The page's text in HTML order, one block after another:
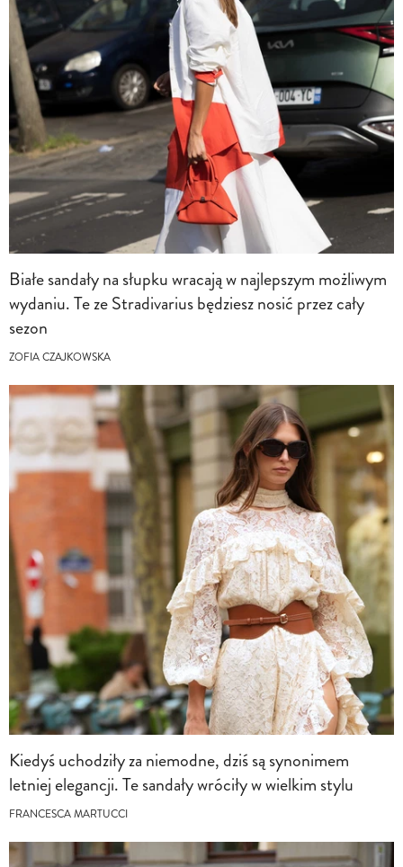
Białe sandały na słupku wracają w najlepszym możliwym
wydaniu. Te ze Stradivarius będziesz nosić przez cały
sezon
ZOFIA CZAJKOWSKA
Kiedyś uchodziły za niemodne, dziś są synonimem
letniej elegancji. Te sandały wróciły w wielkim stylu
FRANCESCA MARTUCCI